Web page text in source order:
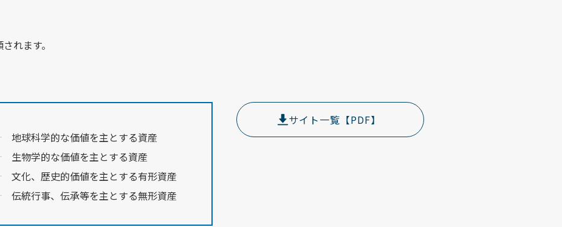
れます。
地球科学的な価値を主とする資産
生物学的な価値を主とする資産
文化、歴史的価値を主とする有形資産
伝統行事、伝承等を主とする無形資産
サイト一覧【PDF】